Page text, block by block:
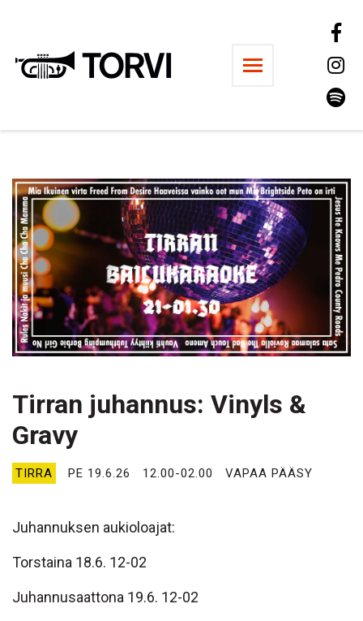
Ravintola Torvi
Tirran juhannus: Vinyls &
Gravy
TIRRA PE 19.6.26 12.00-02.00 VAPAA PÄÄSY
Juhannuksen aukioloajat:
Torstaina 18.6. 12-02
Juhannusaattona 19.6. 12-02